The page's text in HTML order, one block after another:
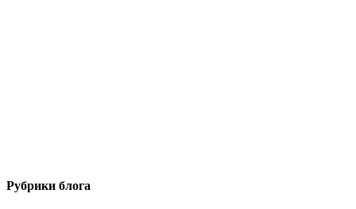
Рубрики блога